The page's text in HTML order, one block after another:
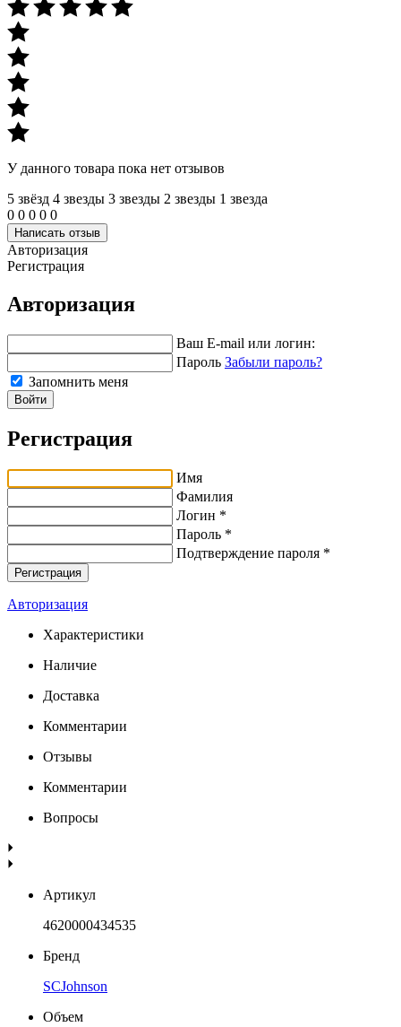
У данного товара пока нет отзывов
5 звёзд 4 звeзды 3 звeзды 2 звeзды 1 звeзда
0 0 0 0 0
Написать отзыв
Авторизация
Регистрация
Авторизация
Ваш E-mail или логин:
Пароль Забыли пароль?
Запомнить меня
Войти
Регистрация
Имя
Фамилия
Логин *
Пароль *
Подтверждение пароля *
Авторизация
Характеристики
Наличие
Доставка
Комментарии
Отзывы
Комментарии
Вопросы
Артикул
4620000434535
Бренд
SCJohnson
Объем